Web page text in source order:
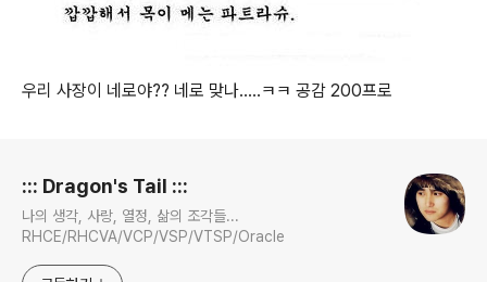
우리 사장이 네로야?? 네로 맞나.....ㅋㅋ 공감 200프로
::: Dragon's Tail :::
나의 생각, 사랑, 열정, 삶의 조각들...
RHCE/RHCVA/VCP/VSP/VTSP/Oracle